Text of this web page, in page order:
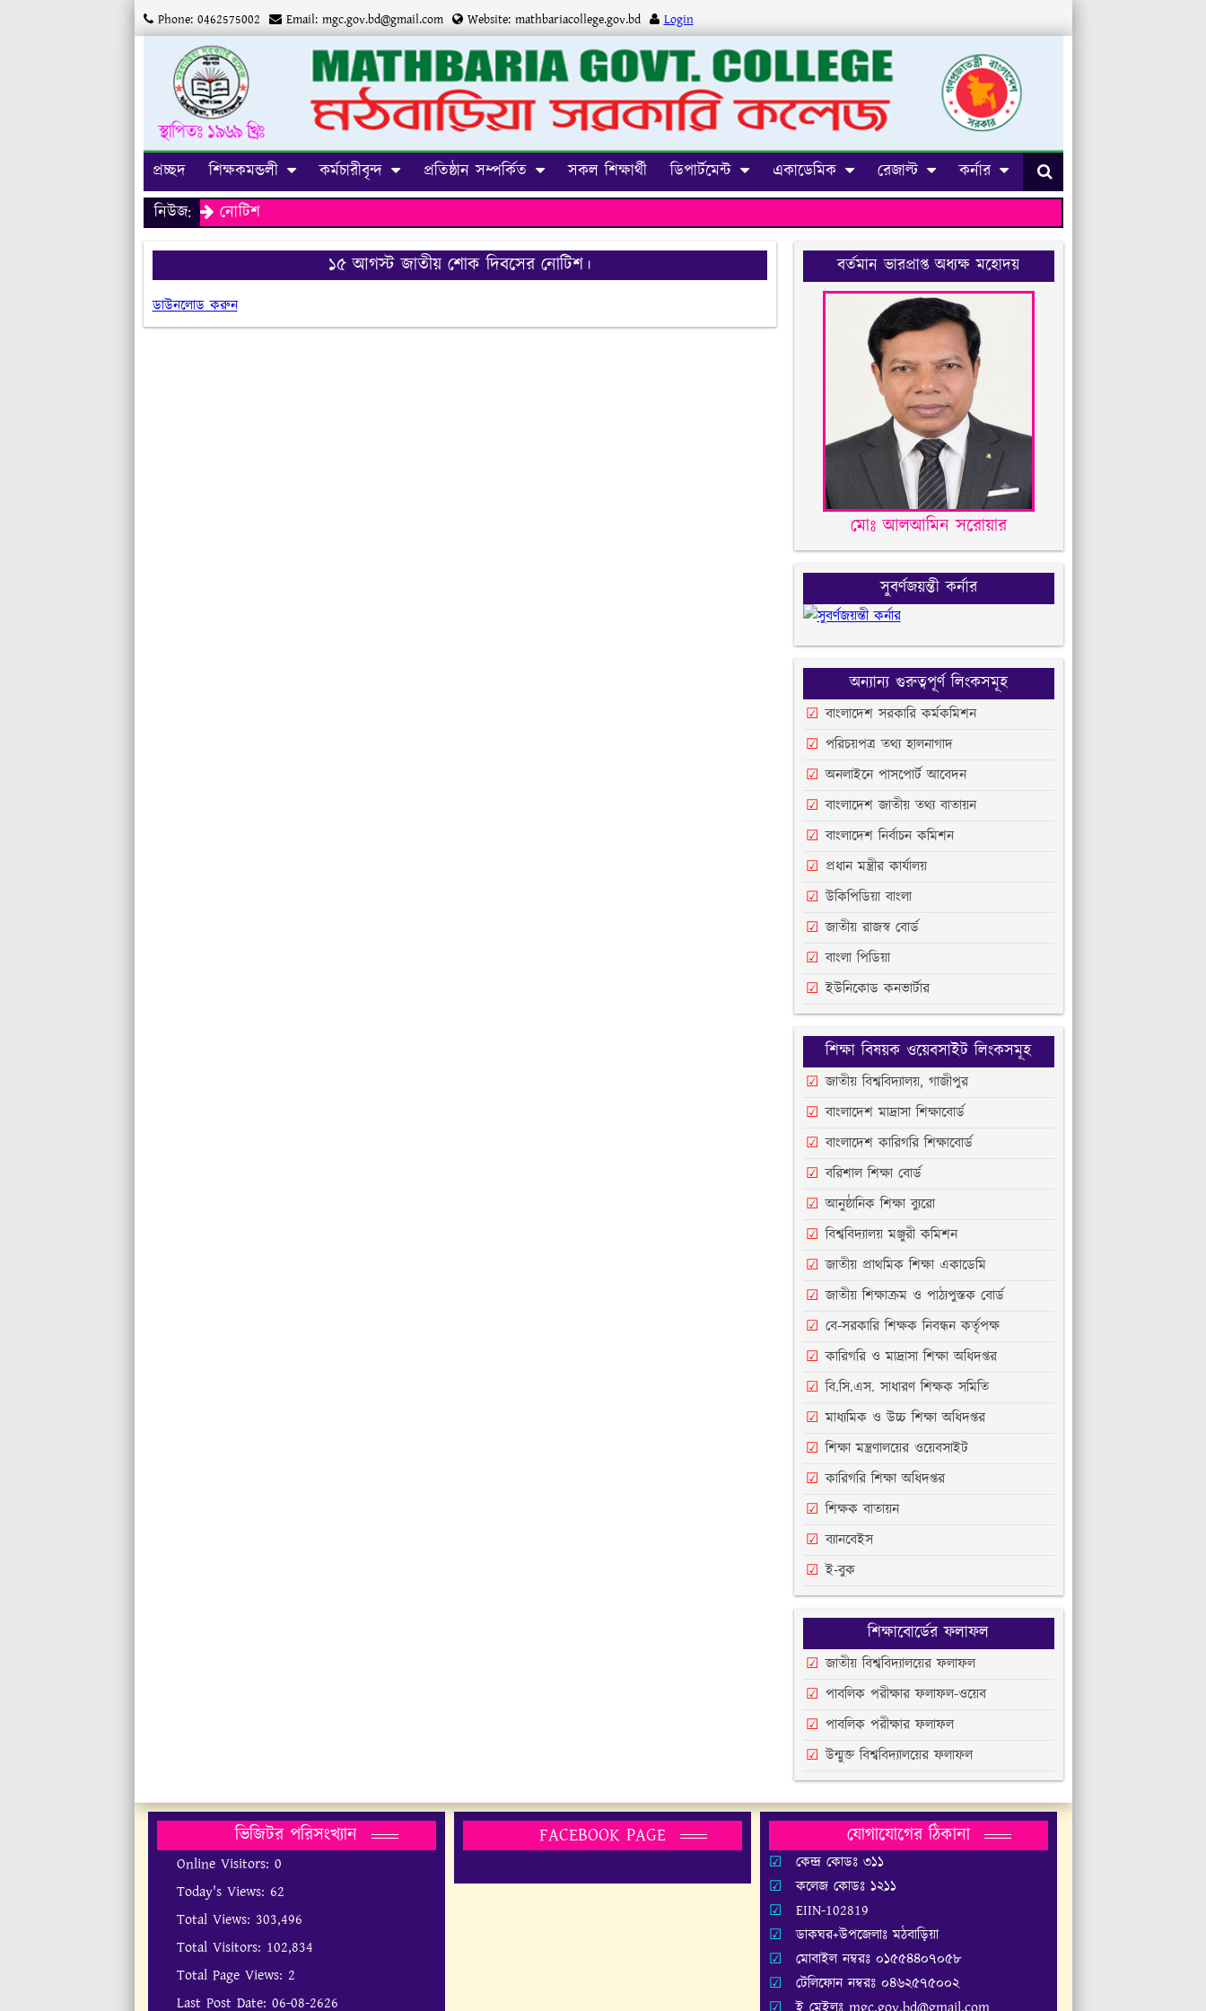
Phone: 0462575002 Email:mgc.gov.bd@gmail.com Website:mathbariacollege.gov.bd Login
প্রচ্ছদ শিক্ষকমন্ডলী কর্মচারীবৃন্দ প্রতিষ্ঠান সম্পর্কিত সকল শিক্ষার্থী ডিপার্টমেন্ট একাডেমিক রেজাল্ট
কর্নার
নিউজ:
নোটিশ
১৫ আগস্ট জাতীয় শোক দিবসের নোটিশ।
ডাউনলোড করুন
বর্তমান ভারপ্রাপ্ত অধ্যক্ষ মহোদয়
মোঃ আলআমিন সরোয়ার
সুবর্ণজয়ন্তী কর্নার
অন্যান্য গুরুত্বপূর্ণ লিংকসমূহ
বাংলাদেশ সরকারি কর্মকমিশন
পরিচয়পত্র তথ্য হালনাগাদ
অনলাইনে পাসপোর্ট আবেদন
বাংলাদেশ জাতীয় তথ্য বাতায়ন
বাংলাদেশ নির্বাচন কমিশন
প্রধান মন্ত্রীর কার্যালয়
উকিপিডিয়া বাংলা
জাতীয় রাজস্ব বোর্ড
বাংলা পিডিয়া
ইউনিকোড কনভার্টার
শিক্ষা বিষয়ক ওয়েবসাইট লিংকসমূহ
জাতীয় বিশ্ববিদ্যালয়, গাজীপুর
বাংলাদেশ মাদ্রাসা শিক্ষাবোর্ড
বাংলাদেশ কারিগরি শিক্ষাবোর্ড
বরিশাল শিক্ষা বোর্ড
আনুষ্ঠানিক শিক্ষা ব্যুরো
বিশ্ববিদ্যালয় মঞ্জুরী কমিশন
জাতীয় প্রাথমিক শিক্ষা একাডেমি
জাতীয় শিক্ষাক্রম ও পাঠ্যপুস্তক বোর্ড
বে-সরকারি শিক্ষক নিবন্ধন কর্তৃপক্ষ
কারিগরি ও মাদ্রাসা শিক্ষা অধিদপ্তর
বি.সি.এস. সাধারণ শিক্ষক সমিতি
মাধ্যমিক ও উচ্চ শিক্ষা অধিদপ্তর
শিক্ষা মন্ত্রণালয়ের ওয়েবসাইট
কারিগরি শিক্ষা অধিদপ্তর
শিক্ষক বাতায়ন
ব্যানবেইস
ই-বুক
শিক্ষাবোর্ডের ফলাফল
জাতীয় বিশ্ববিদ্যালয়ের ফলাফল
পাবলিক পরীক্ষার ফলাফল-ওয়েব
পাবলিক পরীক্ষার ফলাফল
উন্মুক্ত বিশ্ববিদ্যালয়ের ফলাফল
ভিজিটর পরিসংখ্যান
Online Visitors: 0
Today's Views: 62
Total Views: 303,496
Total Visitors: 102,834
Total Page Views: 2
Last Post Date: 06-08-2626
FACEBOOK PAGE যোগাযোগের ঠিকানা
কেন্দ্র কোডঃ ৩১১
কলেজ কোডঃ ১২১১
EIIN-102819
ডাকঘর+উপজেলাঃ মঠবাড়িয়া
মোবাইল নম্বরঃ ০১৫৫৪৪০৭০৫৮
টেলিফোন নম্বরঃ ০৪৬২৫৭৫০০২